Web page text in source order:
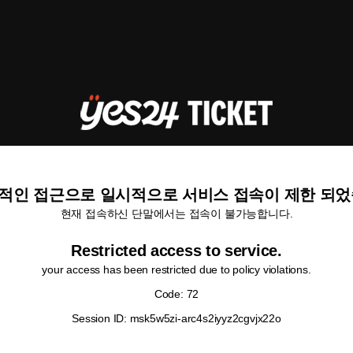
인 접근으로 일시적으로 서비스 접속이 제한 되
현재 접속하신 단말에서는 접속이 불가능합니다.
Restricted access to service.
your access has been restricted due to policy violations.
Code: 72
Session ID: msk5w5zi-arc4s2iyyz2cgvjx22o